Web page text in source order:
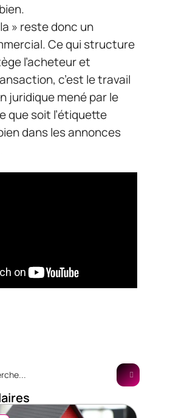
» reste donc un
Ce qui structure
l’acheteur et
c’est le travail
juridique mené par le
que soit l’étiquette
dans les annonces